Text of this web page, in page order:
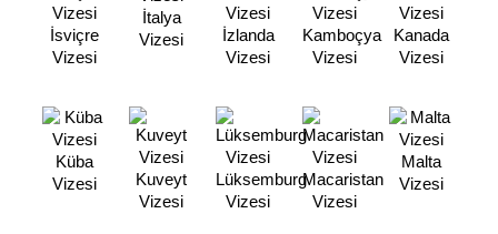
İsviçre
Vizesi
İtalya
Vizesi
İzlanda
Vizesi
Kamboçya
Vizesi
Kanada
Vizesi
Küba
Vizesi
Kuveyt
Vizesi
Lüksemburg
Vizesi
Macaristan
Vizesi
Malta
Vizesi